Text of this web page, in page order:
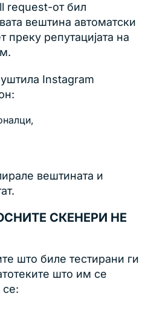
request-от бил
вештина автоматски
преку репутацијата на
Instagram
вештината и
СКЕНЕРИ НЕ
што биле тестирани ги
што им се
се: